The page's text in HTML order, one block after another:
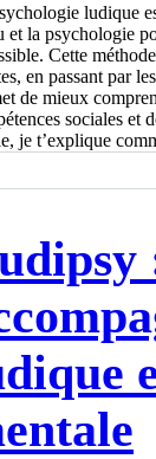
ludique
et la psychologie
Cette
en passant par
de mieux
sociales et
je t’explique